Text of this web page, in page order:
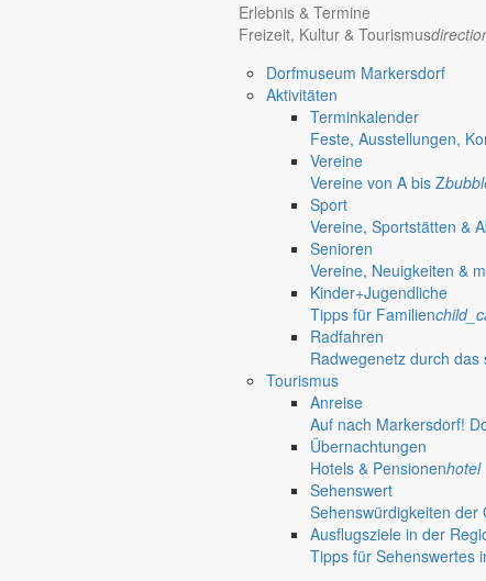
Erlebnis & Termine
Freizeit, Kultur & Tourismus
Dorfmuseum Markersdorf
Aktivitäten
Terminkalender
Feste, Ausstellungen,
Vereine
Vereine von A bis Z
Sport
Vereine, Sportstätten &
Senioren
Vereine, Neuigkeiten &
Kinder+Jugendliche
Tipps für Familien
Radfahren
Radwegenetz durch das
Tourismus
Anreise
Auf nach Markersdorf!
Übernachtungen
Hotels & Pensionenhotel
Sehenswert
Sehenswürdigkeiten
Ausflugsziele in der
Tipps für Sehenswertes
Öffnungszeiten Rathaus
08:30 – 11:30 Uhr und 14:00 – 18:00 Uhr
08:30 – 11:30 Uhr und 14:00 – 17:00 Uhr
Außerhalb der Öffnungszeiten können Termine vereinbart werden.
E-Mail: sekretariat@gemeinde-markersdorf.de
Aktuelles aus
Bürgermeister September 2025
Mit Blick auf Bildung, Infrastruktur, Gewässerschutz und die